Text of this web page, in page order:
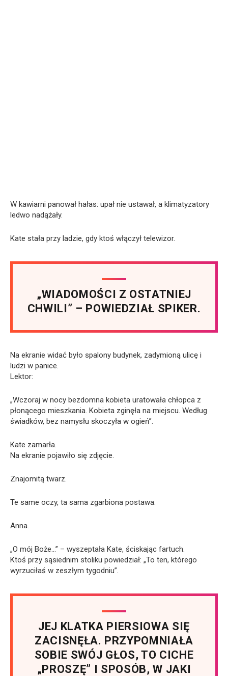
W kawiarni panował hałas: upał nie ustawał, a klimatyzatory
ledwo nadążały.
Kate stała przy ladzie, gdy ktoś włączył telewizor.
„WIADOMOŚCI Z OSTATNIEJ
CHWILI” – POWIEDZIAŁ SPIKER.
Na ekranie widać było spalony budynek, zadymioną ulicę i
ludzi w panice.
Lektor:
„Wczoraj w nocy bezdomna kobieta uratowała chłopca z
płonącego mieszkania. Kobieta zginęła na miejscu. Według
świadków, bez namysłu skoczyła w ogień”.
Kate zamarła.
Na ekranie pojawiło się zdjęcie.
Znajomitą twarz.
Te same oczy, ta sama zgarbiona postawa.
Anna.
„O mój Boże…” – wyszeptała Kate, ściskając fartuch.
Ktoś przy sąsiednim stoliku powiedział: „To ten, którego
wyrzuciłaś w zeszłym tygodniu”.
JEJ KLATKA PIERSIOWA SIĘ
ZACISNĘŁA. PRZYPOMNIAŁA
SOBIE SWÓJ GŁOS, TO CICHE
„PROSZĘ” I SPOSÓB, W JAKI